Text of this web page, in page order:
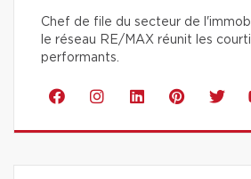
Chef de file du secteur de
le réseau RE/MAX réunit les
performants.